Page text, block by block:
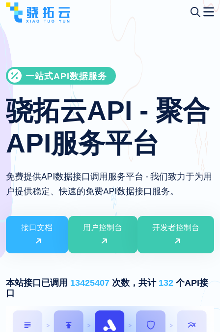
一站式API数据服务
骁拓云API - 聚合
API服务平台
免费提供API数据接口调用服务平台 - 我们致力于为用
户提供稳定、快速的免费API数据接口服务。
接口文档 用户控制台 开发者控制台
本站接口已调用 13425407 次数，共计 132 个API接
口